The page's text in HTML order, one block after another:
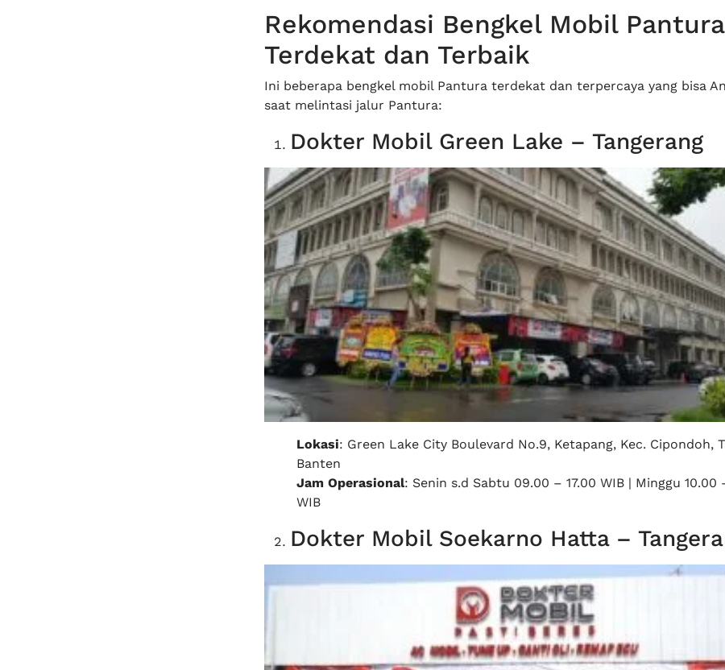
Rekomendasi Bengkel Mobil Pantura
Terdekat dan Terbaik
Ini beberapa bengkel mobil Pantura terdekat dan terpercaya yang bisa
saat melintasi jalur Pantura:
Dokter Mobil Green Lake – Tangerang
Lokasi: Green Lake City Boulevard No.9, Ketapang, Kec. Cipondoh,
Banten
Jam Operasional: Senin s.d Sabtu 09.00 – 17.00 WIB | Minggu 10.00
WIB
Dokter Mobil Soekarno Hatta –